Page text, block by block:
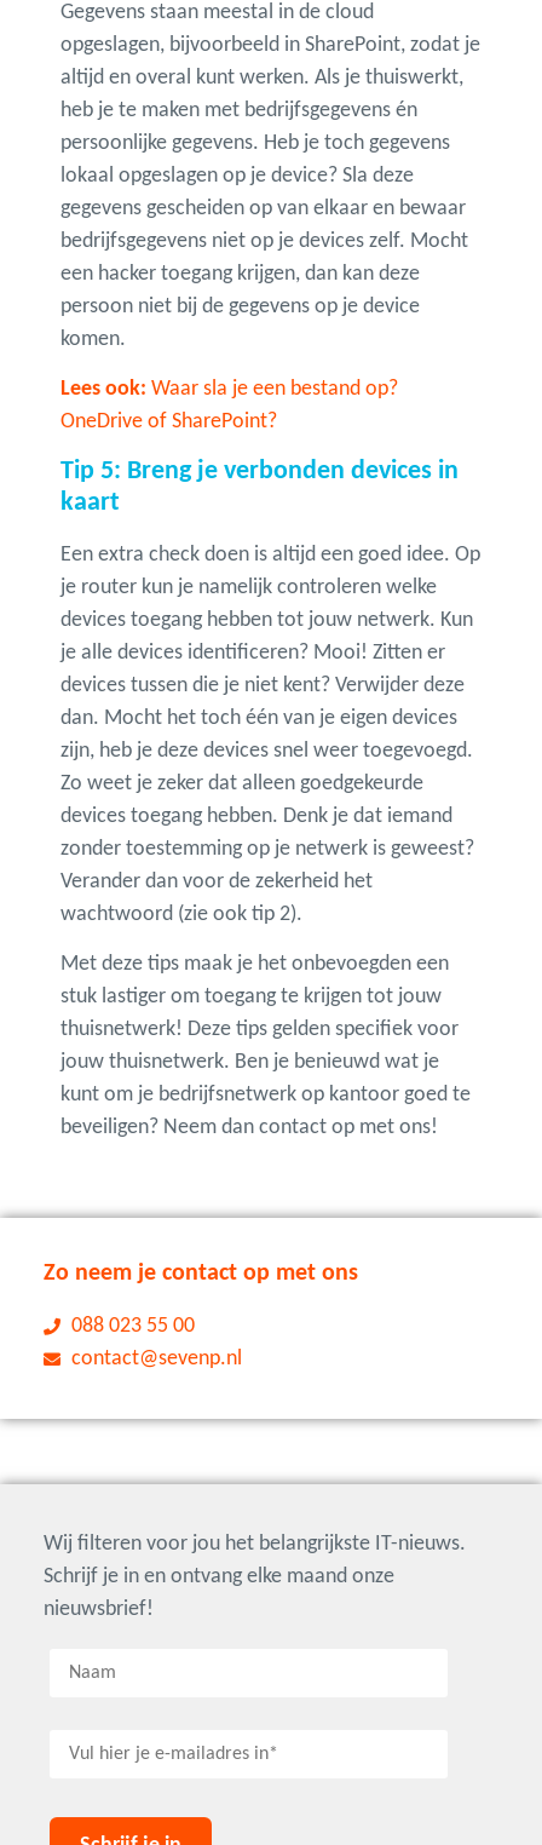
Gegevens staan meestal in de cloud
opgeslagen, bijvoorbeeld in SharePoint, zodat je
altijd en overal kunt werken. Als je thuiswerkt,
heb je te maken met bedrijfsgegevens én
persoonlijke gegevens. Heb je toch gegevens
lokaal opgeslagen op je device? Sla deze
gegevens gescheiden op van elkaar en bewaar
bedrijfsgegevens niet op je devices zelf. Mocht
een hacker toegang krijgen, dan kan deze
persoon niet bij de gegevens op je device
komen.
Lees ook: Waar sla je een bestand op?
OneDrive of SharePoint?
Tip 5: Breng je verbonden devices in
kaart
Een extra check doen is altijd een goed idee. Op
je router kun je namelijk controleren welke
devices toegang hebben tot jouw netwerk. Kun
je alle devices identificeren? Mooi! Zitten er
devices tussen die je niet kent? Verwijder deze
dan. Mocht het toch één van je eigen devices
zijn, heb je deze devices snel weer toegevoegd.
Zo weet je zeker dat alleen goedgekeurde
devices toegang hebben. Denk je dat iemand
zonder toestemming op je netwerk is geweest?
Verander dan voor de zekerheid het
wachtwoord (zie ook tip 2).
Met deze tips maak je het onbevoegden een
stuk lastiger om toegang te krijgen tot jouw
thuisnetwerk! Deze tips gelden specifiek voor
jouw thuisnetwerk. Ben je benieuwd wat je
kunt om je bedrijfsnetwerk op kantoor goed te
beveiligen? Neem dan contact op met ons!
Zo neem je contact op met ons
088 023 55 00
contact@sevenp.nl
Wij filteren voor jou het belangrijkste IT-nieuws.
Schrijf je in en ontvang elke maand onze
nieuwsbrief!